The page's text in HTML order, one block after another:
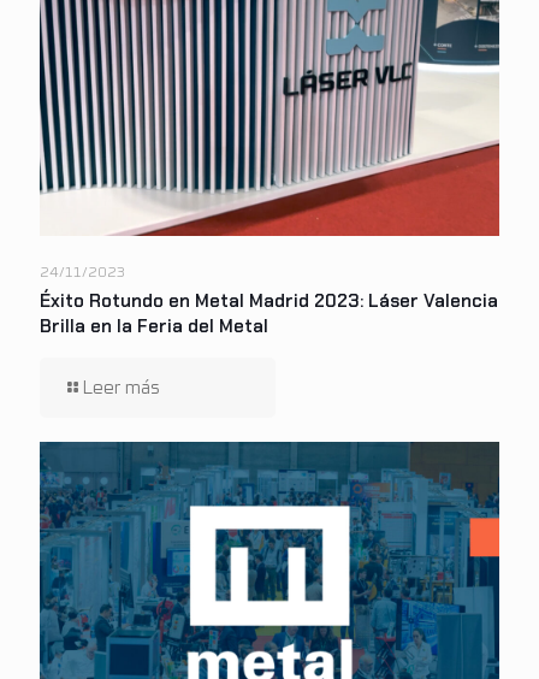
24/11/2023
Éxito Rotundo en Metal Madrid 2023: Láser Valencia
Brilla en la Feria del Metal